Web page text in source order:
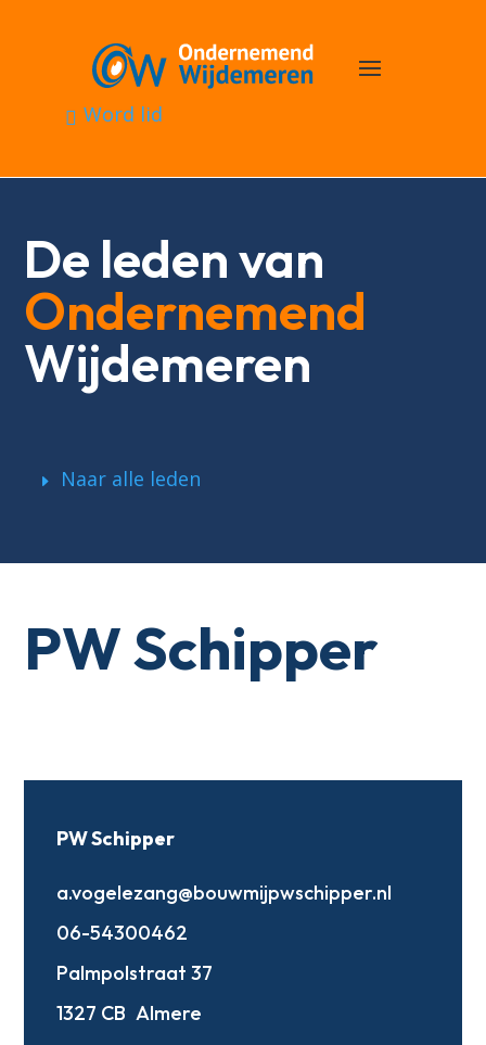
Word lid
De leden van
Ondernemend
Wijdemeren
Naar alle leden
PW Schipper
PW Schipper
a.vogelezang@bouwmijpwschipper.nl
06-54300462
Palmpolstraat 37
1327 CB Almere